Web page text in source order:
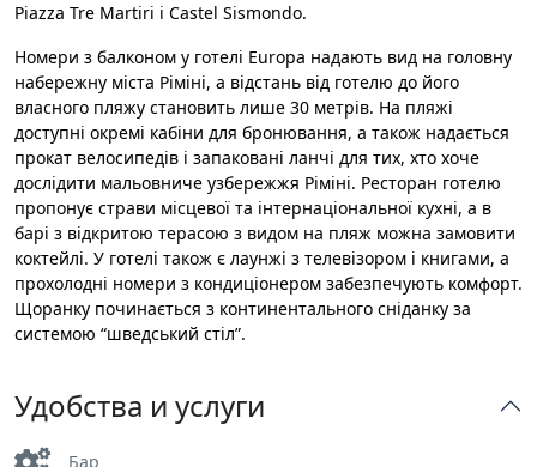
Piazza Tre Martiri і Castel Sismondo.
Номери з балконом у готелі Europa надають вид на головну
набережну міста Ріміні, а відстань від готелю до його
власного пляжу становить лише 30 метрів. На пляжі
доступні окремі кабіни для бронювання, а також надається
прокат велосипедів і запаковані ланчі для тих, хто хоче
дослідити мальовниче узбережжя Ріміні. Ресторан готелю
пропонує страви місцевої та інтернаціональної кухні, а в
барі з відкритою терасою з видом на пляж можна замовити
коктейлі. У готелі також є лаунжі з телевізором і книгами, а
прохолодні номери з кондиціонером забезпечують комфорт.
Щоранку починається з континентального сніданку за
системою “шведський стіл”.
Удобства и услуги
Бар